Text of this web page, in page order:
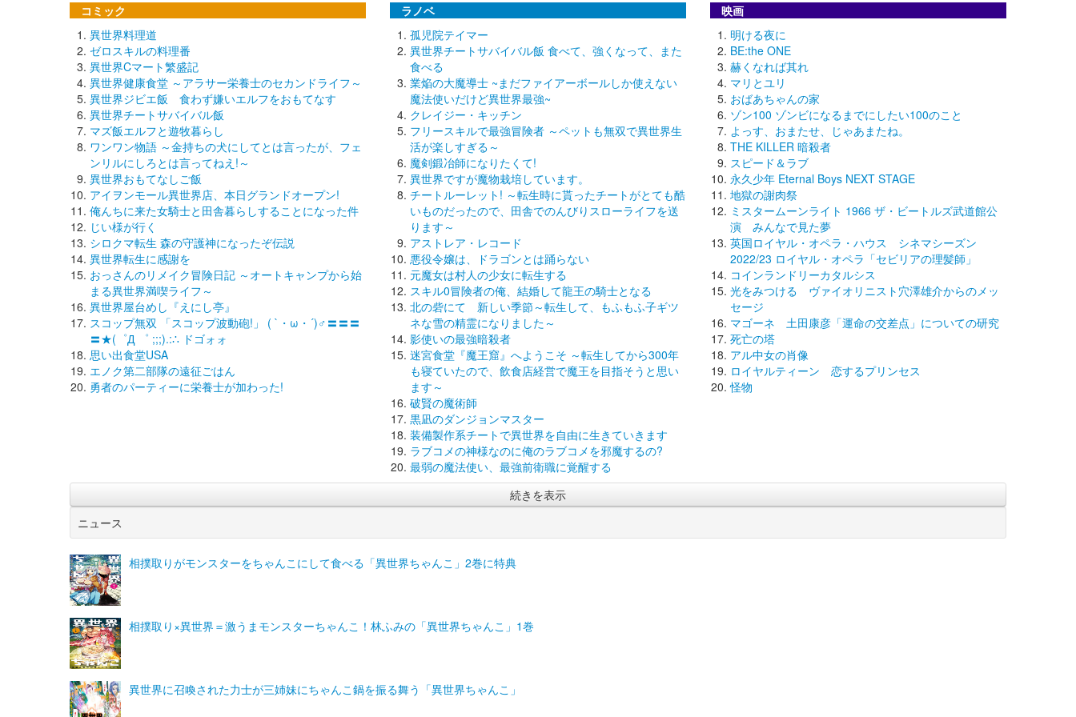
コミック
異世界料理道
ゼロスキルの料理番
異世界Cマート繁盛記
異世界健康食堂 ～アラサー栄養士のセカンドライフ～
異世界ジビエ飯 食わず嫌いエルフをおもてなす
異世界チートサバイバル飯
マズ飯エルフと遊牧暮らし
ワンワン物語 ～金持ちの犬にしてとは言ったが、フェ
ンリルにしろとは言ってねえ!～
異世界おもてなしご飯
アイヲンモール異世界店、本日グランドオープン!
俺んちに来た女騎士と田舎暮らしすることになった件
じい様が行く
シロクマ転生 森の守護神になったぞ伝説
異世界転生に感謝を
おっさんのリメイク冒険日記 ～オートキャンプから始
まる異世界満喫ライフ～
異世界屋台めし『えにし亭』
スコップ無双 「スコップ波動砲!」 ( `・ω・´)♂〓〓〓
〓★(゜Д ゜ ;;;).:∴ ドゴォォ
思い出食堂USA
エノク第二部隊の遠征ごはん
勇者のパーティーに栄養士が加わった!
ラノベ
孤児院テイマー
異世界チートサバイバル飯 食べて、強くなって、また
食べる
業焔の大魔導士 ~まだファイアーボールしか使えない
魔法使いだけど異世界最強~
クレイジー・キッチン
フリースキルで最強冒険者 ～ペットも無双で異世界生
活が楽しすぎる～
魔剣鍛冶師になりたくて!
異世界ですが魔物栽培しています。
チートルーレット! ～転生時に貰ったチートがとても酷
いものだったので、田舎でのんびりスローライフを送
ります～
アストレア・レコード
悪役令嬢は、ドラゴンとは踊らない
元魔女は村人の少女に転生する
スキル0冒険者の俺、結婚して龍王の騎士となる
北の砦にて 新しい季節～転生して、もふもふ子ギツ
ネな雪の精霊になりました～
影使いの最強暗殺者
迷宮食堂『魔王窟』へようこそ ～転生してから300年
も寝ていたので、飲食店経営で魔王を目指そうと思い
ます～
破賢の魔術師
黒凪のダンジョンマスター
装備製作系チートで異世界を自由に生きていきます
ラブコメの神様なのに俺のラブコメを邪魔するの?
最弱の魔法使い、最強前衛職に覚醒する
映画
明ける夜に
BE:the ONE
赫くなれば其れ
マリとユリ
おばあちゃんの家
ゾン100 ゾンビになるまでにしたい100のこと
よっす、おまたせ、じゃあまたね。
THE KILLER 暗殺者
スピード＆ラブ
永久少年 Eternal Boys NEXT STAGE
地獄の謝肉祭
ミスタームーンライト 1966 ザ・ビートルズ武道館公
演 みんなで見た夢
英国ロイヤル・オペラ・ハウス シネマシーズン
2022/23 ロイヤル・オペラ「セビリアの理髪師」
コインランドリーカタルシス
光をみつける ヴァイオリニスト穴澤雄介からのメッ
セージ
マゴーネ 土田康彦「運命の交差点」についての研究
死亡の塔
アル中女の肖像
ロイヤルティーン 恋するプリンセス
怪物
続きを表示
ニュース
相撲取りがモンスターをちゃんこにして食べる「異世界ちゃんこ」2巻に特典
相撲取り×異世界＝激うまモンスターちゃんこ！林ふみの「異世界ちゃんこ」1巻
異世界に召喚された力士が三姉妹にちゃんこ鍋を振る舞う「異世界ちゃんこ」